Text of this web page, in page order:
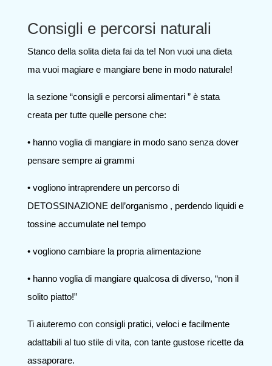
Consigli e percorsi naturali
Stanco della solita dieta fai da te! Non vuoi una dieta
ma vuoi magiare e mangiare bene in modo naturale!
la sezione “consigli e percorsi alimentari ” è stata
creata per tutte quelle persone che:
• hanno voglia di mangiare in modo sano senza dover
pensare sempre ai grammi
• vogliono intraprendere un percorso di
DETOSSINAZIONE dell’organismo , perdendo liquidi e
tossine accumulate nel tempo
• vogliono cambiare la propria alimentazione
• hanno voglia di mangiare qualcosa di diverso, “non il
solito piatto!”
Ti aiuteremo con consigli pratici, veloci e facilmente
adattabili al tuo stile di vita, con tante gustose ricette da
assaporare.